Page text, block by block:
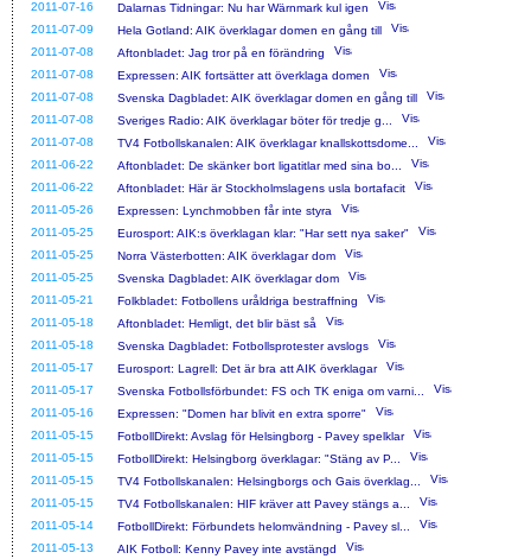
2011-07-16
Dalarnas Tidningar: Nu har Wärnmark kul igen
2011-07-09
Hela Gotland: AIK överklagar domen en gång till
2011-07-08
Aftonbladet: Jag tror på en förändring
2011-07-08
Expressen: AIK fortsätter att överklaga domen
2011-07-08
Svenska Dagbladet: AIK överklagar domen en gång till
2011-07-08
Sveriges Radio: AIK överklagar böter för tredje g...
2011-07-08
TV4 Fotbollskanalen: AIK överklagar knallskottsdome...
2011-06-22
Aftonbladet: De skänker bort ligatitlar med sina bo...
2011-06-22
Aftonbladet: Här är Stockholmslagens usla bortafacit
2011-05-26
Expressen: Lynchmobben får inte styra
2011-05-25
Eurosport: AIK:s överklagan klar: "Har sett nya saker"
2011-05-25
Norra Västerbotten: AIK överklagar dom
2011-05-25
Svenska Dagbladet: AIK överklagar dom
2011-05-21
Folkbladet: Fotbollens uråldriga bestraffning
2011-05-18
Aftonbladet: Hemligt, det blir bäst så
2011-05-18
Svenska Dagbladet: Fotbollsprotester avslogs
2011-05-17
Eurosport: Lagrell: Det är bra att AIK överklagar
2011-05-17
Svenska Fotbollsförbundet: FS och TK eniga om varni...
2011-05-16
Expressen: "Domen har blivit en extra sporre"
2011-05-15
FotbollDirekt: Avslag för Helsingborg - Pavey spelklar
2011-05-15
FotbollDirekt: Helsingborg överklagar: "Stäng av P...
2011-05-15
TV4 Fotbollskanalen: Helsingborgs och Gais överklag...
2011-05-15
TV4 Fotbollskanalen: HIF kräver att Pavey stängs a...
2011-05-14
FotbollDirekt: Förbundets helomvändning - Pavey sl...
2011-05-13
AIK Fotboll: Kenny Pavey inte avstängd